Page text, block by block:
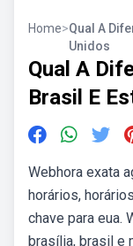
Home>Qual A
Unidos
Qual A
Brasil E
Webhora exata
horários,
chave para eua.
brasília, brasil e